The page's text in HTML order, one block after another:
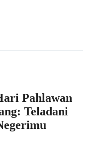
Pahlawan
Teladani